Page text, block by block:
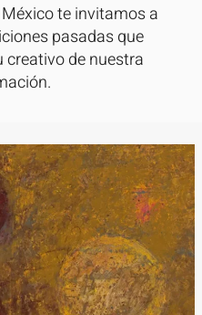
te invitamos a
pasadas que
de nuestra